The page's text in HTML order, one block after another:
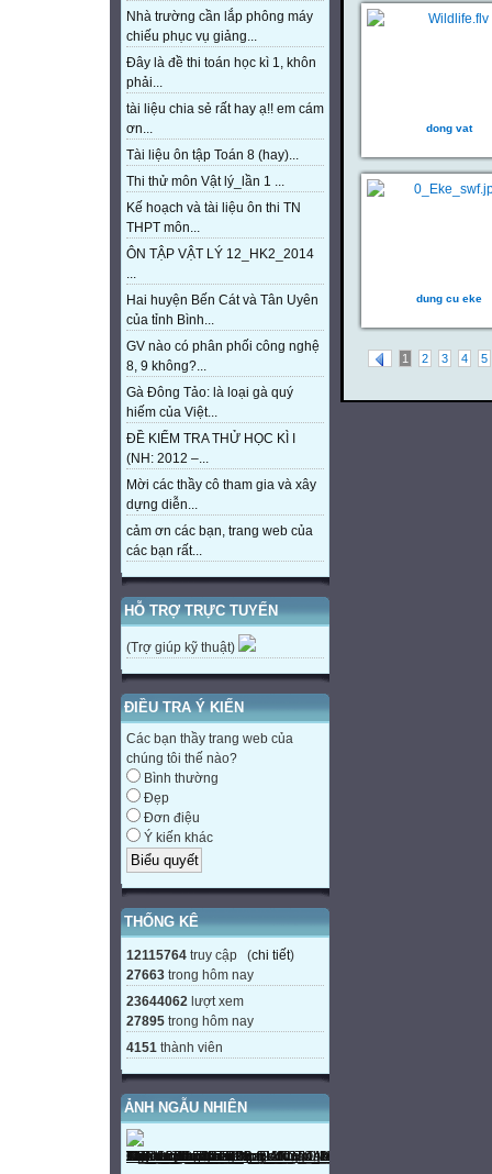
Nhà trường cần lắp phông máy
chiếu phục vụ giảng...
Đây là đề thi toán học kì 1, khôn
phải...
tài liệu chia sẻ rất hay ạ!! em cám
ơn...
Tài liệu ôn tập Toán 8 (hay)...
Thi thử môn Vật lý_lần 1 ...
Kế hoạch và tài liệu ôn thi TN
THPT môn...
ÔN TẬP VẬT LÝ 12_HK2_2014
...
Hai huyện Bến Cát và Tân Uyên
của tỉnh Bình...
GV nào có phân phối công nghệ
8, 9 không?...
Gà Đông Tảo: là loại gà quý
hiếm của Việt...
ĐỀ KIỂM TRA THỬ HỌC KÌ I
(NH: 2012 –...
Mời các thầy cô tham gia và xây
dựng diễn...
cảm ơn các bạn, trang web của
các bạn rất...
HỖ TRỢ TRỰC TUYẾN
(Trợ giúp kỹ thuật)
ĐIỀU TRA Ý KIẾN
Các bạn thầy trang web của
chúng tôi thế nào?
Bình thường
Đẹp
Đơn điệu
Ý kiến khác
THỐNG KÊ
12115764 truy cập (chi tiết)
27663 trong hôm nay
23644062 lượt xem
27895 trong hôm nay
4151 thành viên
ẢNH NGẪU NHIÊN
dong vat
dung cu eke
1 2 3 4 5